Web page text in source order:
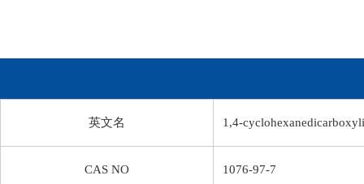
英文名 1,4-
CAS NO 1076-97-7